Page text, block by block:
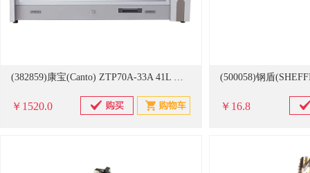
(382859)康宝(Canto) ZTP70A-33A 41L 消毒柜(单位：台)
￥1520.0 ￥16.8